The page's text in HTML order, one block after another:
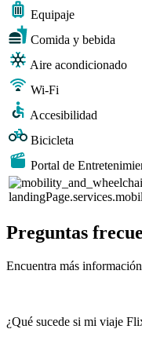
Equipaje
Comida y bebida
Aire acondicionado
Wi-Fi
Accesibilidad
Bicicleta
Portal de
Preguntas
Encuentra más
¿Qué sucede si mi viaje